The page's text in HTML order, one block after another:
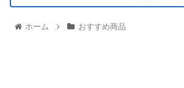
ホーム おすすめ商品